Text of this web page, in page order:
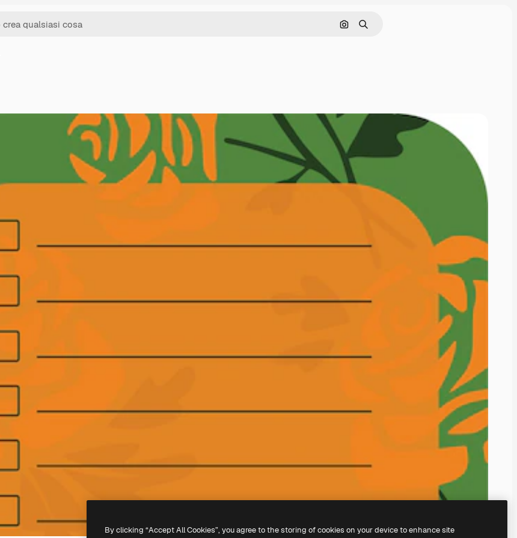
Cerca per immagine
Ricerca
By clicking “Accept All Cookies”, you agree to the storing of cookies on your device to enhance site